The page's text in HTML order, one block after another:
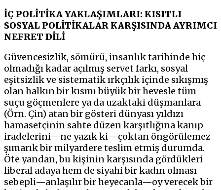
İÇ POLİTİKA YAKLAŞIMLARI: KISITLI
SOSYAL POLİTİKALAR KARŞISINDA AYRIMCI
NEFRET DİLİ
Güvencesizlik, sömürü, insanlık tarihinde hiç
olmadığı kadar açılmış servet farkı, sosyal
eşitsizlik ve sistematik ırkçılık içinde sıkışmış
olan halkın bir kısmı büyük bir hevesle tüm
suçu göçmenlere ya da uzaktaki düşmanlara
(Örn. Çin) atan bir gösteri dünyası yıldızı
hamasetçinin sahte düzen karşıtlığına kanıp
iradelerini—ne yazık ki—çoktan öngörülemez
şımarık bir milyardere teslim etmiş durumda.
Öte yandan, bu kişinin karşısında gördükleri
liberal adaya hem de siyahi bir kadın olması
sebepli—anlaşılır bir heyecanla—oy verecek bir